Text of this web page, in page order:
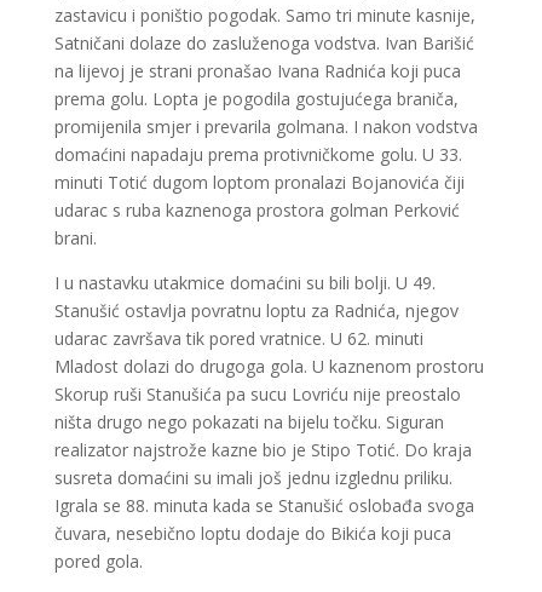
zastavicu i poništio pogodak. Samo tri minute kasnije,
Satničani dolaze do zasluženoga vodstva. Ivan Barišić
na lijevoj je strani pronašao Ivana Radnića koji puca
prema golu. Lopta je pogodila gostujućega braniča,
promijenila smjer i prevarila golmana. I nakon vodstva
domaćini napadaju prema protivničkome golu. U 33.
minuti Totić dugom loptom pronalazi Bojanovića čiji
udarac s ruba kaznenoga prostora golman Perković
brani.
I u nastavku utakmice domaćini su bili bolji. U 49.
Stanušić ostavlja povratnu loptu za Radnića, njegov
udarac završava tik pored vratnice. U 62. minuti
Mladost dolazi do drugoga gola. U kaznenom prostoru
Skorup ruši Stanušića pa sucu Lovriću nije preostalo
ništa drugo nego pokazati na bijelu točku. Siguran
realizator najstrože kazne bio je Stipo Totić. Do kraja
susreta domaćini su imali još jednu izglednu priliku.
Igrala se 88. minuta kada se Stanušić oslobađa svoga
čuvara, nesebično loptu dodaje do Bikića koji puca
pored gola.